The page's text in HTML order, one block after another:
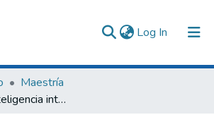
Log In (current)
Maestría
Resiliencia e inteligencia intrapersonal en estudiantes de la Universidad San Pedro, filial Huacho, 2017.